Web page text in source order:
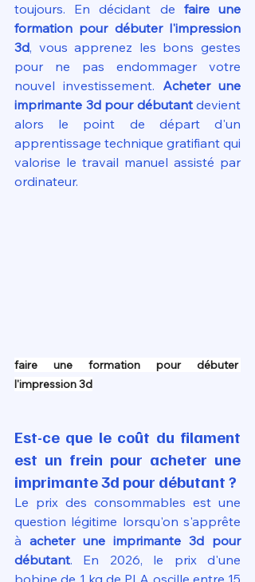
toujours. En décidant de faire une
formation pour débuter l'impression
3d, vous apprenez les bons gestes
pour ne pas endommager votre
nouvel investissement. Acheter une
imprimante 3d pour débutant devient
alors le point de départ d'un
apprentissage technique gratifiant qui
valorise le travail manuel assisté par
ordinateur.
faire une formation pour débuter
l'impression 3d
Est-ce que le coût du filament
est un frein pour acheter une
imprimante 3d pour débutant ?
Le prix des consommables est une
question légitime lorsqu'on s'apprête
à acheter une imprimante 3d pour
débutant. En 2026, le prix d'une
bobine de 1 kg de PLA oscille entre 15